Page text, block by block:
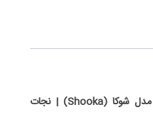
دستگاه الکتروشوک AED سعادت مدل شوکا (Shooka) | نجات